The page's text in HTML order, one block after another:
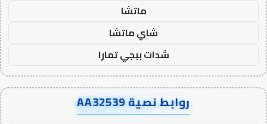
ماتشا
شاي ماتشا
شدات ببجي تمارا
روابط نصية AA32539